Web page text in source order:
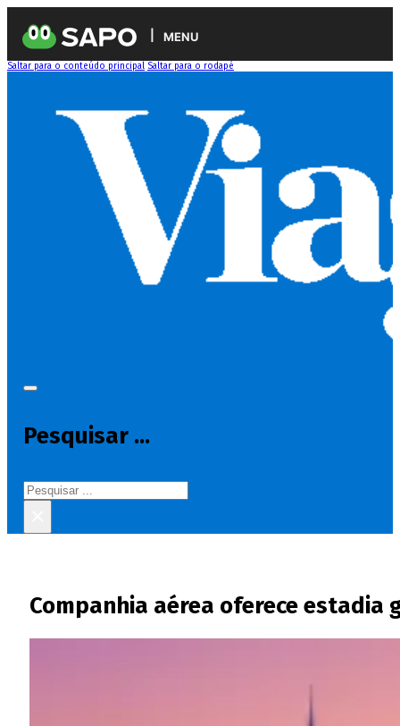
MENU
Saltar para o conteúdo principal Saltar para o rodapé
Pesquisar ...
Pesquisar
Companhia aérea oferece